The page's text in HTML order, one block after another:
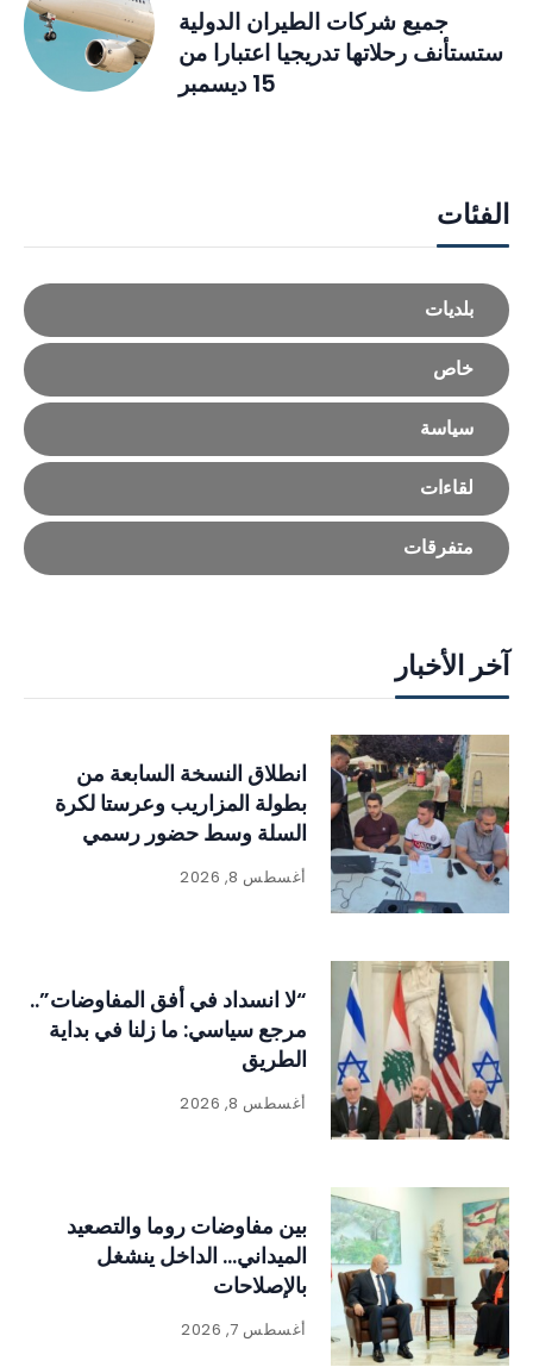
جميع شركات الطيران الدولية
ستستأنف رحلاتها تدريجيا اعتبارا من
15 ديسمبر
الفئات
بلديات
خاص
سياسة
لقاءات
متفرقات
آخر الأخبار
انطلاق النسخة السابعة من
بطولة المزاريب وعرستا لكرة
السلة وسط حضور رسمي
وجماهيري لافت
أغسطس 8, 2026
“لا انسداد في أفق المفاوضات”..
مرجع سياسي: ما زلنا في بداية
الطريق
أغسطس 8, 2026
بين مفاوضات روما والتصعيد
الميداني… الداخل ينشغل
بالإصلاحات
أغسطس 7, 2026